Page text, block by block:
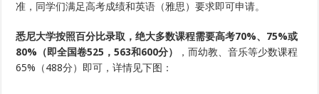
准，同学们满足高考成绩和英语（雅思）要求即可申请。
悉尼大学按照百分比录取，绝大多数课程需要高考70%、75%或
80%（即全国卷525，563和600分）
，而幼教、音乐等少数课程
65%（488分）即可，详情见下图：